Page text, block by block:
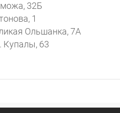
32Б
1
Ольшанка, 7А
Купалы, 63